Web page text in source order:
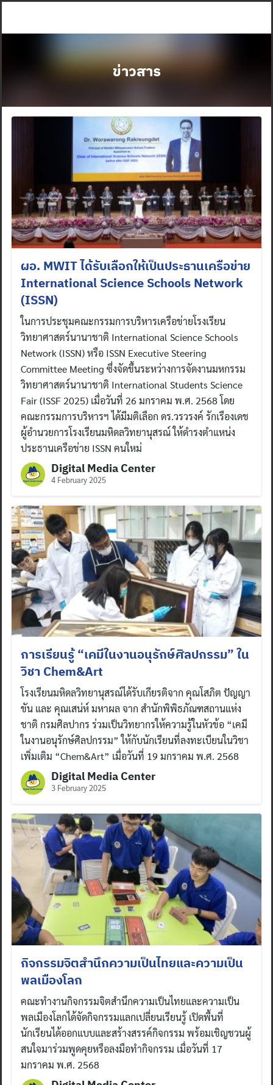
ข่าวสาร
ผอ. MWIT ได้รับเลือกให้เป็นประธานเครือข่าย
International Science Schools Network
(ISSN)
ในการประชุมคณะกรรมการบริหารเครือข่ายโรงเรียน
วิทยาศาสตร์นานาชาติ International Science Schools
Network (ISSN) หรือ ISSN Executive Steering
Committee Meeting ซึ่งจัดขึ้นระหว่างการจัดงานมหกรรม
วิทยาศาสตร์นานาชาติ International Students Science
Fair (ISSF 2025) เมื่อวันที่ 26 มกราคม พ.ศ. 2568 โดย
คณะกรรมการบริหารฯ ได้มีมติเลือก ดร.วรวรงค์ รักเรืองเดช
ผู้อำนวยการโรงเรียนมหิดลวิทยานุสรณ์ ให้ดำรงตำแหน่ง
ประธานเครือข่าย ISSN คนใหม่
Digital Media Center
4 February 2025
การเรียนรู้ “เคมีในงานอนุรักษ์ศิลปกรรม” ใน
วิชา Chem&Art
โรงเรียนมหิดลวิทยานุสรณ์ได้รับเกียรติจาก คุณโสภิต ปัญญา
ขัน และ คุณเสน่ห์ มหาผล จาก สำนักพิพิธภัณฑสถานแห่ง
ชาติ กรมศิลปากร ร่วมเป็นวิทยากรให้ความรู้ในหัวข้อ “เคมี
ในงานอนุรักษ์ศิลปกรรม” ให้กับนักเรียนที่ลงทะเบียนในวิชา
เพิ่มเติม “Chem&Art” เมื่อวันที่ 19 มกราคม พ.ศ. 2568
Digital Media Center
3 February 2025
กิจกรรมจิตสำนึกความเป็นไทยและความเป็น
พลเมืองโลก
คณะทำงานกิจกรรมจิตสำนึกความเป็นไทยและความเป็น
พลเมืองโลกได้จัดกิจกรรมแลกเปลี่ยนเรียนรู้ เปิดพื้นที่
นักเรียนได้ออกแบบและสร้างสรรค์กิจกรรม พร้อมเชิญชวนผู้
สนใจมาร่วมพูดคุยหรือลงมือทำกิจกรรม เมื่อวันที่ 17
มกราคม พ.ศ. 2568